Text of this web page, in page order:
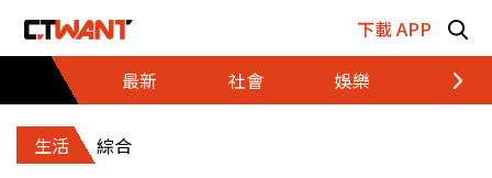
下載 APP
最新
社會 娛樂 財經
生活 綜合